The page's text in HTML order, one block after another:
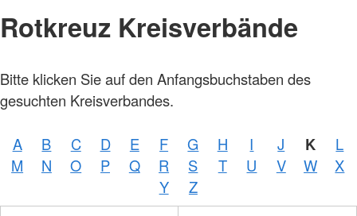
Rotkreuz Kreisverbände
Bitte klicken Sie auf den Anfangsbuchstaben des
gesuchten Kreisverbandes.
A B C D E F G H I J K
L
M
N O P Q R S T U V W
X
Y
Z